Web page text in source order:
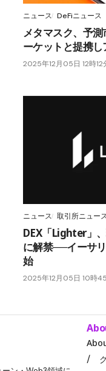
ニュース DeFiニュース
メタマスク、予
ーケットと提携
2025年12月05日 12時12
ニュース 取引所ニュー
DEX「Lighter」
に解禁──イーサ
始
2025年12月05日 10時